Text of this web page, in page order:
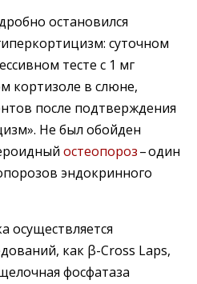
остановился
суточном
тесте с 1 мг
кортизоле в слюне,
после подтверждения
Не был обойден
остеопороз– ​один
эндокринного
осуществляется
как β-Cross Laps,
фосфатаза